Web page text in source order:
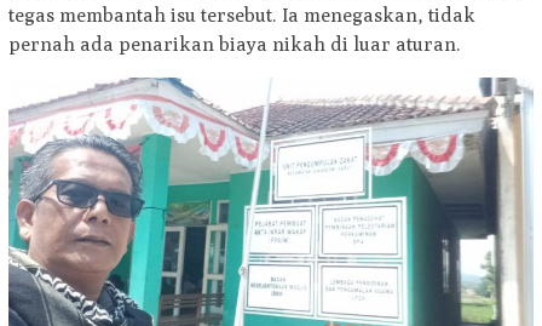
tegas membantah isu tersebut. Ia menegaskan, tidak
pernah ada penarikan biaya nikah di luar aturan.